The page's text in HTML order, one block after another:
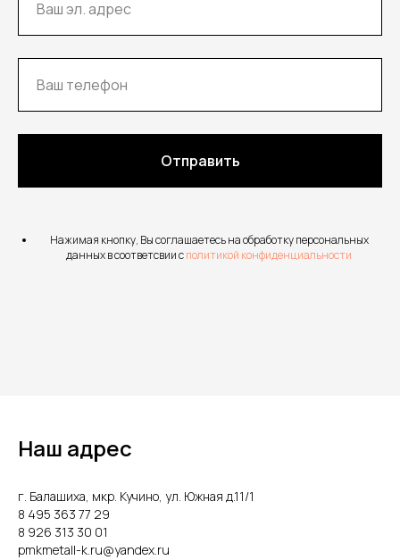
Отправить
Нажимая кнопку, Вы соглашаетесь на обработку персональных
данных в соответсвии сполитикой конфиденциальности
Наш адрес
г. Балашиха, мкр. Кучино, ул. Южная д.11/1
8 495 363 77 29
8 926 313 30 01
pmkmetall-k.ru@yandex.ru